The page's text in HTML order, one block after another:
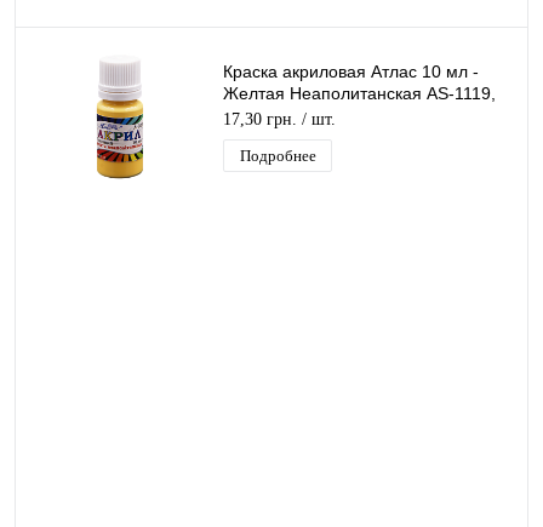
Краска акриловая Атлас 10 мл -
Желтая Неаполитанская AS-1119,
А-029
17,30 грн. / шт.
Подробнее